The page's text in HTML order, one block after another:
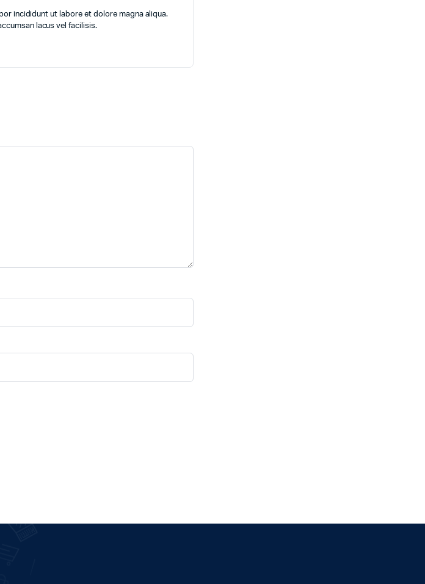
incididunt ut labore et dolore magna aliqua.
lacus vel facilisis.